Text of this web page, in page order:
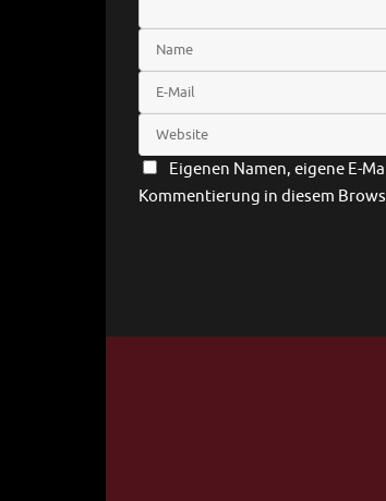
Eigenen Namen, eigene E-
Kommentierung in diesem